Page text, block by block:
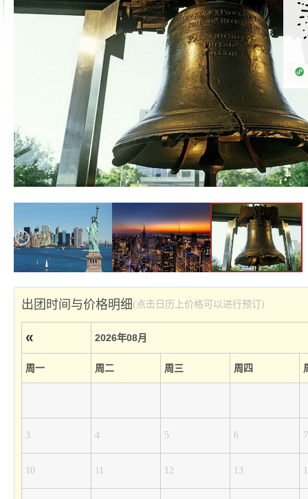
出团时间与价格明细(点击日历上价格可以进行预订)
« 2026年08月
周一 周二 周三 周四
3 4 5 6 7
10 11 12 13